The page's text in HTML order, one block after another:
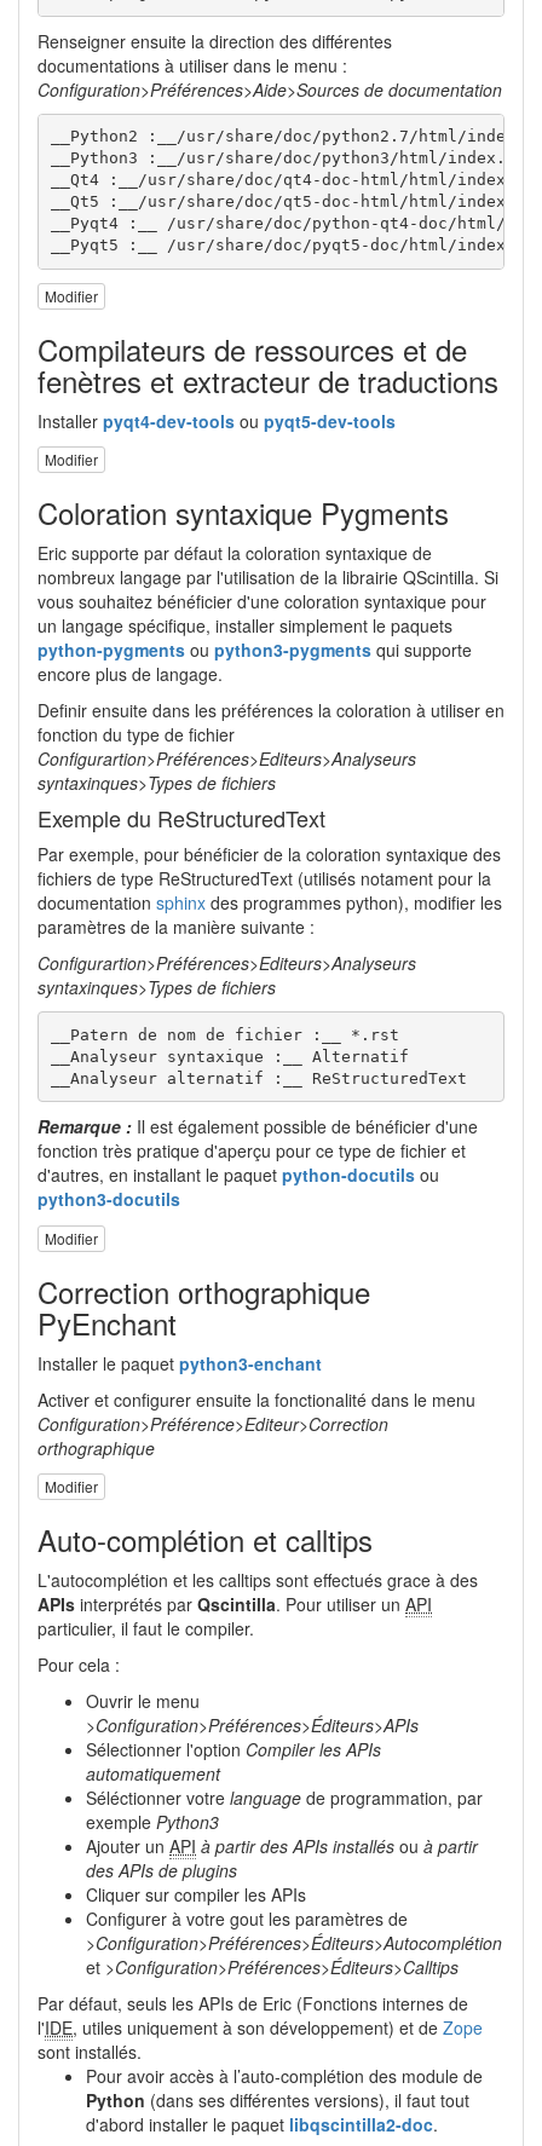
Renseigner ensuite la direction des différentes
documentations à utiliser dans le menu :
Configuration>Préférences>Aide>Sources de documentation
__Python2 :__/usr/share/doc/python2.7/html/
__Python3 :__/usr/share/doc/python3/html/
__Qt4 :__/usr/share/doc/qt4-doc-html/html/
__Qt5 :__/usr/share/doc/qt5-doc-html/html/
__Pyqt4 :__ /usr/share/doc/python-qt4-doc/html/
__Pyqt5 :__ /usr/share/doc/pyqt5-doc/html/
Modifier
Compilateurs de ressources et de
fenètres et extracteur de traductions
Installer pyqt4-dev-tools ou pyqt5-dev-tools
Modifier
Coloration syntaxique Pygments
Eric supporte par défaut la coloration syntaxique de
nombreux langage par l'utilisation de la librairie QScintilla. Si
vous souhaitez bénéficier d'une coloration syntaxique pour
un langage spécifique, installer simplement le paquets
python-pygments ou python3-pygments qui supporte
encore plus de langage.
Definir ensuite dans les préférences la coloration à utiliser en
fonction du type de fichier
Configurartion>Préférences>Editeurs>Analyseurs
syntaxinques>Types de fichiers
Exemple du ReStructuredText
Par exemple, pour bénéficier de la coloration syntaxique des
fichiers de type ReStructuredText (utilisés notament pour la
documentation sphinx des programmes python), modifier les
paramètres de la manière suivante :
Configurartion>Préférences>Editeurs>Analyseurs
syntaxinques>Types de fichiers
__Patern de nom de fichier :__ *.rst
__Analyseur syntaxique :__ Alternatif
__Analyseur alternatif :__ ReStructuredText
Remarque : Il est également possible de bénéficier d'une
fonction très pratique d'aperçu pour ce type de fichier et
d'autres, en installant le paquet python-docutils ou
python3-docutils
Modifier
Correction orthographique
PyEnchant
Installer le paquet python3-enchant
Activer et configurer ensuite la fonctionalité dans le menu
Configuration>Préférence>Editeur>Correction
orthographique
Modifier
Auto-complétion et calltips
L'autocomplétion et les calltips sont effectués grace à des
APIs interprétés par Qscintilla. Pour utiliser un API
particulier, il faut le compiler.
Pour cela :
Ouvrir le menu
>Configuration>Préférences>Éditeurs>APIs
Sélectionner l'option Compiler les APIs
automatiquement
Séléctionner votre language de programmation, par
exemple Python3
Ajouter un API à partir des APIs installés ou à partir
des APIs de plugins
Cliquer sur compiler les APIs
Configurer à votre gout les paramètres de
>Configuration>Préférences>Éditeurs>Autocomplétion
et >Configuration>Préférences>Éditeurs>Calltips
Par défaut, seuls les APIs de Eric (Fonctions internes de
l'IDE, utiles uniquement à son développement) et de Zope
sont installés.
Pour avoir accès à l’auto-complétion des module de
Python (dans ses différentes versions), il faut tout
d'abord installer le paquet libqscintilla2-doc.